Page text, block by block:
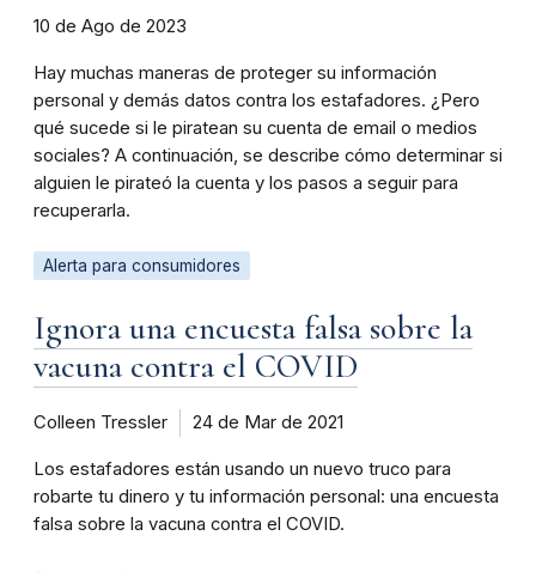
10 de Ago de 2023
Hay muchas maneras de proteger su información
personal y demás datos contra los estafadores. ¿Pero
qué sucede si le piratean su cuenta de email o medios
sociales? A continuación, se describe cómo determinar si
alguien le pirateó la cuenta y los pasos a seguir para
recuperarla.
Alerta para consumidores
Ignora una encuesta falsa sobre la
vacuna contra el COVID
Colleen Tressler 24 de Mar de 2021
Los estafadores están usando un nuevo truco para
robarte tu dinero y tu información personal: una encuesta
falsa sobre la vacuna contra el COVID.